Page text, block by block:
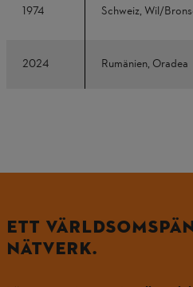
1974 Schweiz, Wil/
2024 Rumänien, Oradea
ETT
NÄTVERK.